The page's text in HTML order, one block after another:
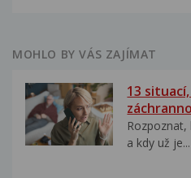
MOHLO BY VÁS ZAJÍMAT
13
a kdy už je...